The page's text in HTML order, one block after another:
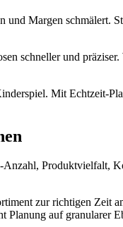
Margen schmälert.
schneller und
Mit Echtzeit-
Produktvielfalt,
zur richtigen
auf granularer